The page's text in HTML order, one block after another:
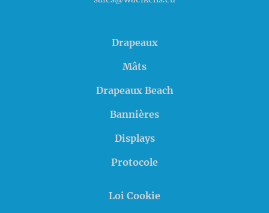
Drapeaux
Mâts
Drapeaux Beach
Bannières
Displays
Protocole
Loi Cookie